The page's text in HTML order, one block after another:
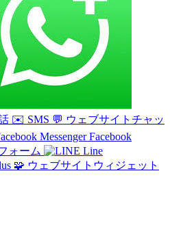
✉️ SMS 💬 ウェブサイトチャッ
Facebook
ォーム
Line
🧩 ウェブサイトウィジェット